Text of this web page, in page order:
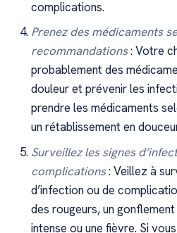
complications.
Prenez des médicaments
recommandations: Votre
probablement des
douleur et prévenir les
prendre les médicaments
un rétablissement en
Surveillez les signes
complications: Veillez à
d’infection ou de
des rougeurs, un
intense ou une fièvre. Si